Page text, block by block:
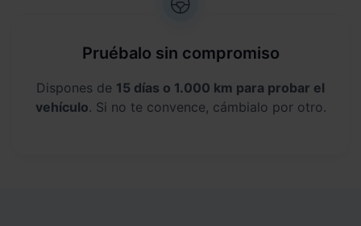
Pruébalo sin compromiso
Dispones de 15 días o 1.000 km para probar el
vehículo. Si no te convence, cámbialo por otro.